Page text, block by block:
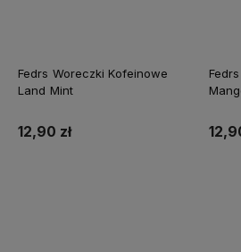
Fedrs Woreczki Kofeinowe
Land Mint
12,90 zł